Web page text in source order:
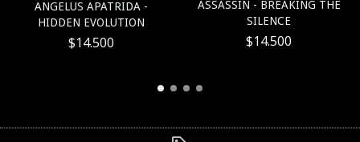
ANGELUS APATRIDA -
HIDDEN EVOLUTION
$14.500
ASSASSIN - BREAKING THE
SILENCE
$14.500